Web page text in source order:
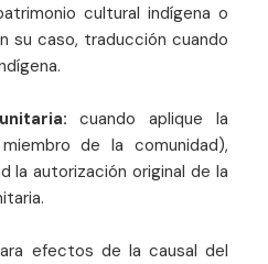
cultural indígena o
su caso, traducción cuando
cuando aplique la
de la comunidad),
la autorización original de la
efectos de la causal del